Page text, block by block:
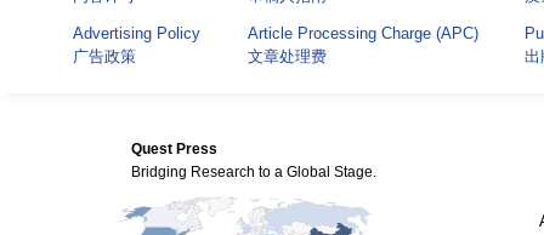
Advertising Policy
广告政策
Article Processing Charge (APC)
文章处理费
出
Quest Press
Bridging Research to a Global Stage.